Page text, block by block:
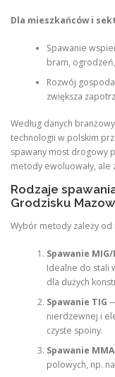
Dla mieszkańców i
Spawanie
bram,
Rozwój
zwiększa
Według danych
technologii w polskim
spawany most drogowy
metody ewoluowały, ale
Rodzaje
Grodzisku
Wybór metody zależy od
Spawanie MIG/
Idealne do stali
dla dużych
Spawanie TIG
nierdzewnej i
czyste spoiny.
Spawanie
polowych, np.